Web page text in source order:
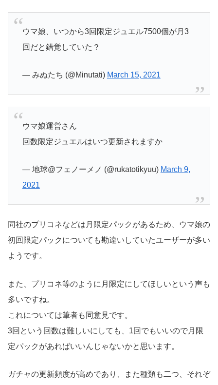
ウマ娘、いつから3回限定ジュエル7500個が月3
回だと錯覚していた？
— みぬたち (@Minutati) March 15, 2021
ウマ娘運営さん
回数限定ジュエルはいつ更新されますか
— 地球@フェノーメノ (@rukatotikyuu) March 9,
2021
同社のプリコネなどは月限定パックがあるため、ウマ娘の
初回限定パックについても勘違いしていたユーザーが多い
ようです。
また、プリコネ等のように月限定にしてほしいという声も
多いですね。
これについては筆者も同意見です。
3回という回数は難しいにしても、1回でもいいので月限
定パックがあればいいんじゃないかと思います。
ガチャの更新頻度が高めであり、また種類も二つ、それぞ